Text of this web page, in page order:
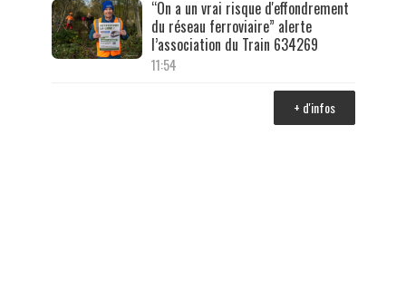
“On a un vrai risque d'effondrement
du réseau ferroviaire” alerte
l’association du Train 634269
11:54
+ d'infos